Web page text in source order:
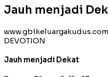
Jauh menjadi
www.gbikeluargakudus.com
DEVOTION
Jauh menjadi Dekat